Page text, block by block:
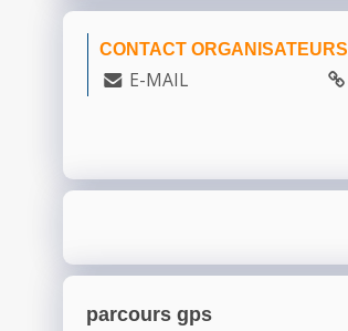
CONTACT ORGANISATEURS
E-MAIL
parcours gps